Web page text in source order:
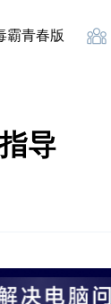
霸青春版
导